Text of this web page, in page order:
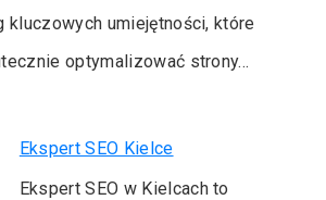
kluczowych umiejętności, które
optymalizować strony…
Ekspert SEO Kielce
Ekspert SEO w Kielcach to